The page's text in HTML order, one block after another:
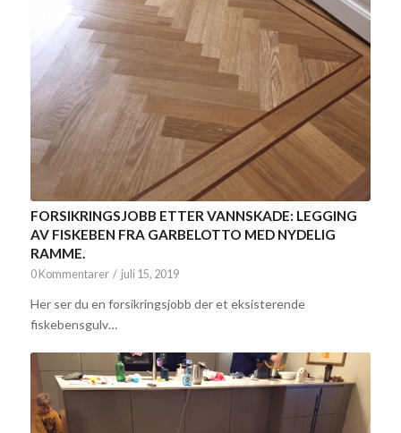
FORSIKRINGSJOBB ETTER VANNSKADE: LEGGING
AV FISKEBEN FRA GARBELOTTO MED NYDELIG
RAMME.
0 Kommentarer / juli 15, 2019
Her ser du en forsikringsjobb der et eksisterende
fiskebensgulv…